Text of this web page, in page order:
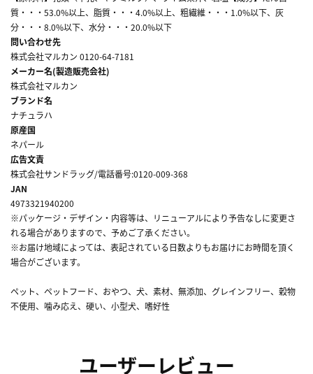
質・・・53.0%以上、脂質・・・4.0%以上、粗繊維・・・1.0%以下、灰
分・・・8.0%以下、水分・・・20.0%以下
問い合わせ先
株式会社マルカン 0120-64-7181
メーカー名(製造販売会社)
株式会社マルカン
ブランド名
ナチュラハ
原産国
ネパール
広告文責
株式会社サンドラッグ/電話番号:0120-009-368
JAN
4973321940200
※パッケージ・デザイン・内容等は、リニューアルにより予告なしに変更さ
れる場合がありますので、予めご了承ください。
※お届け地域によっては、表記されている日数よりもお届けにお時間を頂く
場合がございます。
ペット、ペットフード、おやつ、犬、素材、無添加、グレインフリー、穀物
不使用、噛み応え、硬い、小型犬、嗜好性
ユーザーレビュー